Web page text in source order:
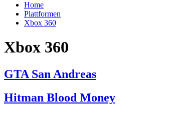
Home
Plattformen
Xbox 360
Xbox 360
GTA San Andreas
Hitman Blood Money